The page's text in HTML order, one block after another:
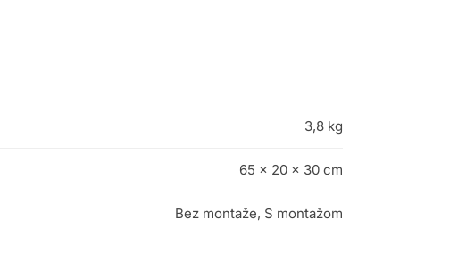
3,8 kg
65 × 20 × 30 cm
Bez montaže, S montažom